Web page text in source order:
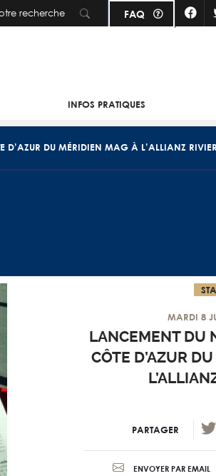
Aller au contenu principalFAQ
INFOS PRATIQUES
D’AZUR DU MÉRIDIEN MAG À L’ALLIANZ
MARDI 8
LANCEMENT DU
CÔTE D’AZUR
PARTAGER
ENVOYER PAR EMAIL